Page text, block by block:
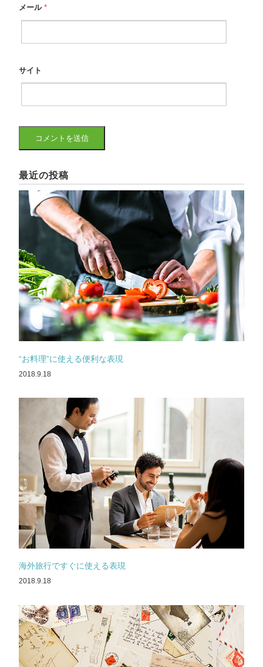
メール*
サイト
最近の投稿
“お料理”に使える便利な表現
2018.9.18
海外旅行ですぐに使える表現
2018.9.18